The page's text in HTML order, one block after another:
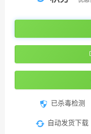
已杀毒检测
自动发货下载